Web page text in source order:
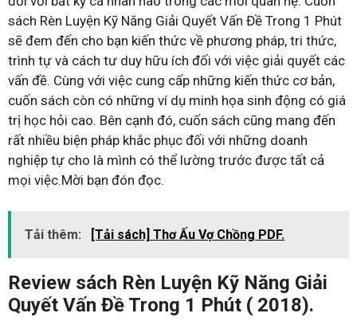
sách Rèn Luyện Kỹ Năng Giải Quyết Vấn Đề Trong 1 Phút
sẽ đem đến cho bạn kiến thức về phương pháp, tri thức,
trình tự và cách tư duy hữu ích đối với việc giải quyết các
vấn đề. Cùng với việc cung cấp những kiến thức cơ bản,
cuốn sách còn có những ví dụ minh họa sinh động có giá
trị học hỏi cao. Bên cạnh đó, cuốn sách cũng mang đến
rất nhiều biện pháp khắc phục đối với những doanh
nghiệp tự cho là mình có thể lường trước được tất cả
mọi việc.Mời bạn đón đọc.
Tải thêm: [Tải sách] Thơ Ấu Vợ Chồng PDF.
Review sách Rèn Luyện Kỹ Năng Giải
Quyết Vấn Đề Trong 1 Phút ( 2018).